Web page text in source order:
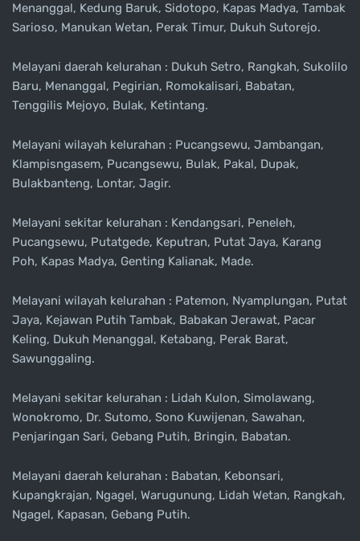
Menanggal, Kedung Baruk, Sidotopo, Kapas Madya, Tambak
Sarioso, Manukan Wetan, Perak Timur, Dukuh Sutorejo.
Melayani daerah kelurahan : Dukuh Setro, Rangkah, Sukolilo
Baru, Menanggal, Pegirian, Romokalisari, Babatan,
Tenggilis Mejoyo, Bulak, Ketintang.
Melayani wilayah kelurahan : Pucangsewu, Jambangan,
Klampisngasem, Pucangsewu, Bulak, Pakal, Dupak,
Bulakbanteng, Lontar, Jagir.
Melayani sekitar kelurahan : Kendangsari, Peneleh,
Pucangsewu, Putatgede, Keputran, Putat Jaya, Karang
Poh, Kapas Madya, Genting Kalianak, Made.
Melayani wilayah kelurahan : Patemon, Nyamplungan, Putat
Jaya, Kejawan Putih Tambak, Babakan Jerawat, Pacar
Keling, Dukuh Menanggal, Ketabang, Perak Barat,
Sawunggaling.
Melayani sekitar kelurahan : Lidah Kulon, Simolawang,
Wonokromo, Dr. Sutomo, Sono Kuwijenan, Sawahan,
Penjaringan Sari, Gebang Putih, Bringin, Babatan.
Melayani daerah kelurahan : Babatan, Kebonsari,
Kupangkrajan, Ngagel, Warugunung, Lidah Wetan, Rangkah,
Ngagel, Kapasan, Gebang Putih.